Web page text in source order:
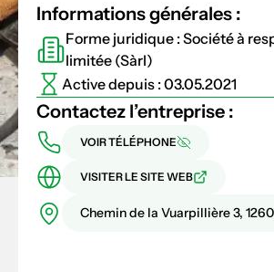
Informations générales :
Forme juridique : Société à
limitée (Sàrl)
Active depuis : 03.05.2021
Contactez l’entreprise :
VOIR TÉLÉPHONE
VISITER LE SITE WEB
Chemin de la Vuarpillière 3,